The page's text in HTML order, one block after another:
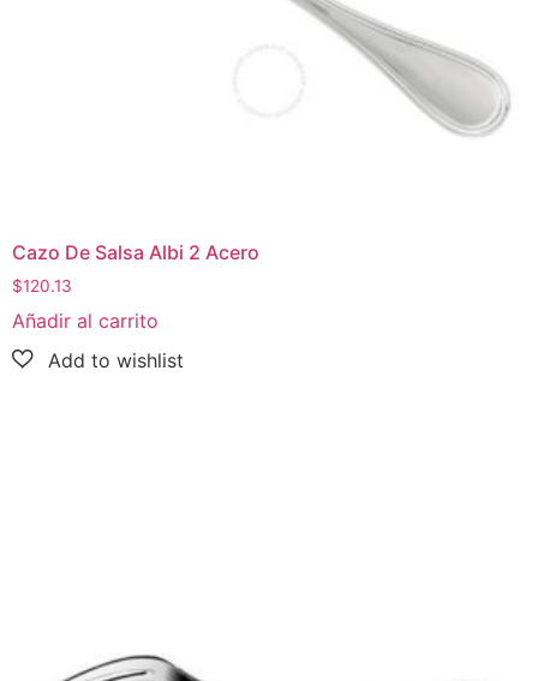
Cazo De Salsa Albi 2 Acero
$120.13
Añadir al carrito